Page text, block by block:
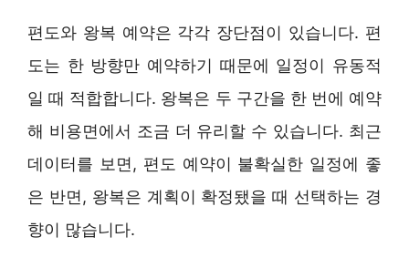
편도와 왕복 예약은 각각 장단점이 있습니다. 편
도는 한 방향만 예약하기 때문에 일정이 유동적
일 때 적합합니다. 왕복은 두 구간을 한 번에 예약
해 비용면에서 조금 더 유리할 수 있습니다. 최근
데이터를 보면, 편도 예약이 불확실한 일정에 좋
은 반면, 왕복은 계획이 확정됐을 때 선택하는 경
향이 많습니다.